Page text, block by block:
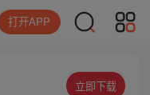
打开APP
立即下载